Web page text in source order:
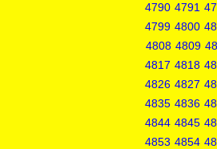
4790 4791
4799 4800
4808 4809
4817 4818
4826 4827
4835 4836
4844 4845
4853 4854